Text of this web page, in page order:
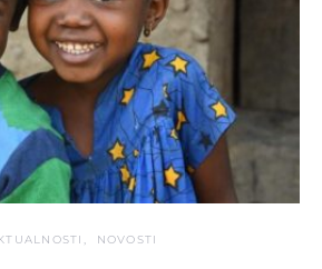
NOVOSTI